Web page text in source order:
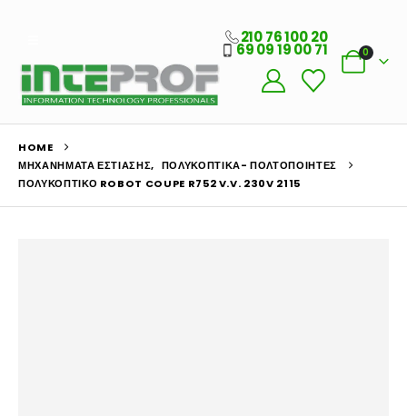
210 76 100 20
69 09 19 00 71 0
HOME
ΜΗΧΑΝΉΜΑΤΑ ΕΣΤΊΑΣΗΣ, ΠΟΛΥΚΟΠΤΙΚΆ- ΠΟΛΤΟΠΟΙΗΤΈΣ
ΠΟΛΥΚΟΠΤΙΚΌ ROBOT COUPE R752 V.V. 230V 2115